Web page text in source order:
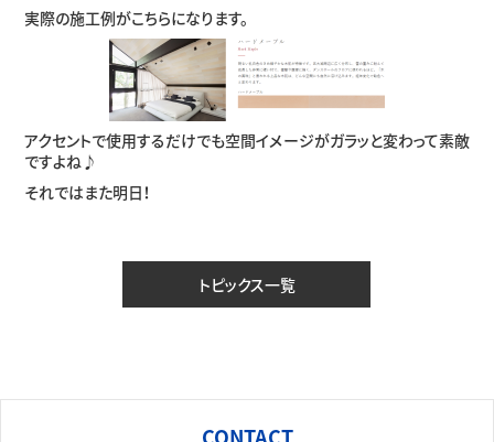
実際の施工例がこちらになります。
アクセントで使用するだけでも空間イメージがガラッと変わって素敵
ですよね♪
それではまた明日！
トピックス一覧